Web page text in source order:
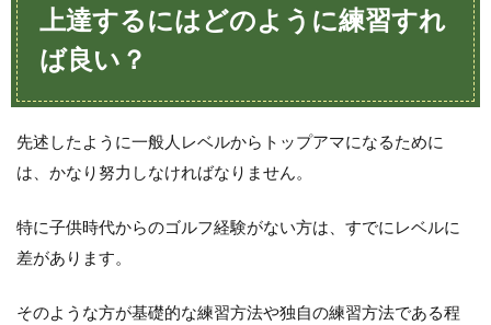
上達するにはどのように練習すれ
ば良い？
先述したように一般人レベルからトップアマになるために
は、かなり努力しなければなりません。
特に子供時代からのゴルフ経験がない方は、すでにレベルに
差があります。
そのような方が基礎的な練習方法や独自の練習方法である程